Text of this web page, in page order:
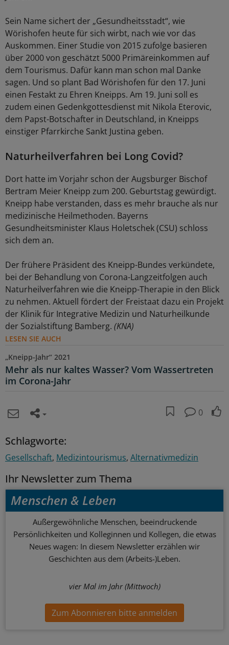
Sein Name sichert der „Gesundheitsstadt“, wie
Wörishofen heute für sich wirbt, nach wie vor das
Auskommen. Einer Studie von 2015 zufolge basieren
über 2000 von geschätzt 5000 Primäreinkommen auf
dem Tourismus. Dafür kann man schon mal Danke
sagen. Und so plant Bad Wörishofen für den 17. Juni
einen Festakt zu Ehren Kneipps. Am 19. Juni soll es
zudem einen Gedenkgottesdienst mit Nikola Eterovic,
dem Papst-Botschafter in Deutschland, in Kneipps
einstiger Pfarrkirche Sankt Justina geben.
Naturheilverfahren bei Long Covid?
Dort hatte im Vorjahr schon der Augsburger Bischof
Bertram Meier Kneipp zum 200. Geburtstag gewürdigt.
Kneipp habe verstanden, dass es mehr brauche als nur
medizinische Heilmethoden. Bayerns
Gesundheitsminister Klaus Holetschek (CSU) schloss
sich dem an.
Der frühere Präsident des Kneipp-Bundes verkündete,
bei der Behandlung von Corona-Langzeitfolgen auch
Naturheilverfahren wie die Kneipp-Therapie in den Blick
zu nehmen. Aktuell fördert der Freistaat dazu ein Projekt
der Klinik für Integrative Medizin und Naturheilkunde
der Sozialstiftung Bamberg. (KNA)
LESEN SIE AUCH
„Kneipp-Jahr“ 2021
Mehr als nur kaltes Wasser? Vom Wassertreten
im Corona-Jahr
0
Schlagworte:
Gesellschaft Medizintourismus Alternativmedizin
Ihr Newsletter zum Thema
Menschen & Leben
Außergewöhnliche Menschen, beeindruckende
Persönlichkeiten und Kolleginnen und Kollegen, die etwas
Neues wagen: In diesem Newsletter erzählen wir
Geschichten aus dem (Arbeits-)Leben.
vier Mal im Jahr (Mittwoch)
Zum Abonnieren bitte anmelden